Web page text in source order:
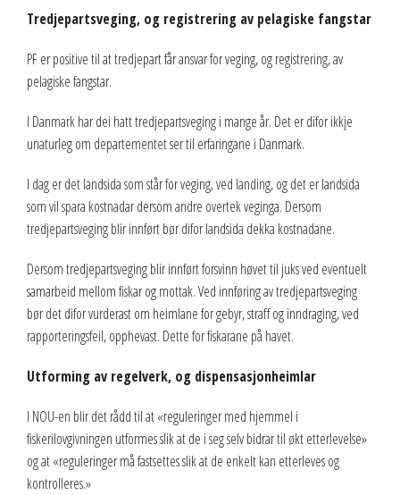
Tredjepartsveging, og registrering av pelagiske fangstar
PF er positive til at tredjepart får ansvar for veging, og registrering, av
pelagiske fangstar.
I Danmark har dei hatt tredjepartsveging i mange år. Det er difor ikkje
unaturleg om departementet ser til erfaringane i Danmark.
I dag er det landsida som står for veging, ved landing, og det er landsida
som vil spara kostnadar dersom andre overtek veginga. Dersom
tredjepartsveging blir innført bør difor landsida dekka kostnadane.
Dersom tredjepartsveging blir innført forsvinn høvet til juks ved eventuelt
samarbeid mellom fiskar og mottak. Ved innføring av tredjepartsveging
bør det difor vurderast om heimlane for gebyr, straff og inndraging, ved
rapporteringsfeil, opphevast. Dette for fiskarane på havet.
Utforming av regelverk, og dispensasjonheimlar
I NOU-en blir det rådd til at «reguleringer med hjemmel i
fiskerilovgivningen utformes slik at de i seg selv bidrar til økt etterlevelse»
og at «reguleringer må fastsettes slik at de enkelt kan etterleves og
kontrolleres.»